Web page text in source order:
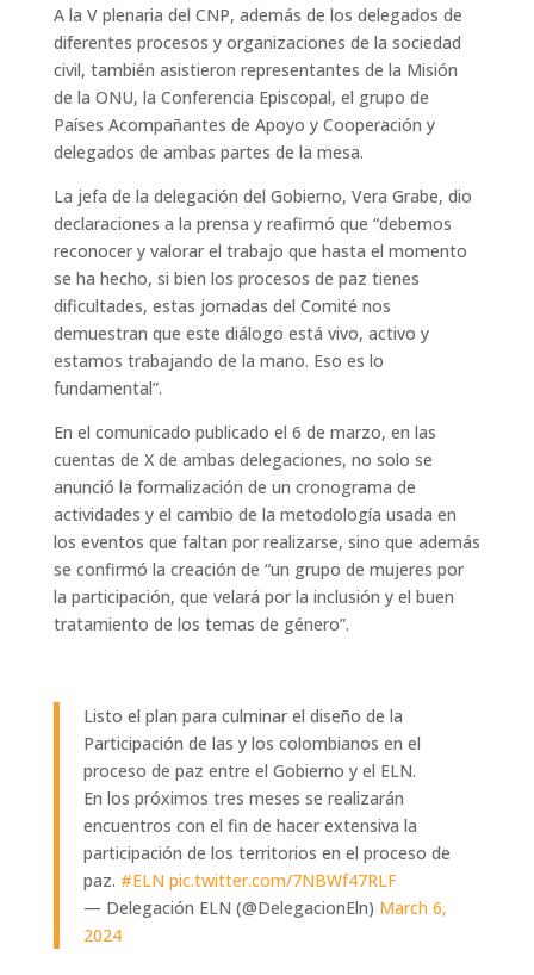
A la V plenaria del CNP, además de los delegados de
diferentes procesos y organizaciones de la sociedad
civil, también asistieron representantes de la Misión
de la ONU, la Conferencia Episcopal, el grupo de
Países Acompañantes de Apoyo y Cooperación y
delegados de ambas partes de la mesa.
La jefa de la delegación del Gobierno, Vera Grabe, dio
declaraciones a la prensa y reafirmó que “debemos
reconocer y valorar el trabajo que hasta el momento
se ha hecho, si bien los procesos de paz tienes
dificultades, estas jornadas del Comité nos
demuestran que este diálogo está vivo, activo y
estamos trabajando de la mano. Eso es lo
fundamental”.
En el comunicado publicado el 6 de marzo, en las
cuentas de X de ambas delegaciones, no solo se
anunció la formalización de un cronograma de
actividades y el cambio de la metodología usada en
los eventos que faltan por realizarse, sino que además
se confirmó la creación de “un grupo de mujeres por
la participación, que velará por la inclusión y el buen
tratamiento de los temas de género”.
Listo el plan para culminar el diseño de la
Participación de las y los colombianos en el
proceso de paz entre el Gobierno y el ELN.
En los próximos tres meses se realizarán
encuentros con el fin de hacer extensiva la
participación de los territorios en el proceso de
paz. #ELN pic.twitter.com/7NBWf47RLF
— Delegación ELN (@DelegacionEln) March 6,
2024